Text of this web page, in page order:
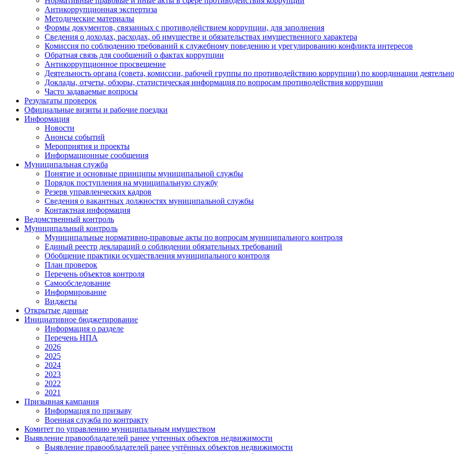
Антикоррупционная экспертиза
Методические материалы
Формы документов, связанных с противодействием коррупции, для заполнения
Сведения о доходах, расходах, об имуществе и обязательствах имущественного характера
Комиссия по соблюдению требований к служебному поведению и урегулированию конфликта интересов
Обратная связь для сообщений о фактах коррупции
Антикоррупционное просвещение
Деятельность органа (совета, комиссии, рабочей группы по противодействию коррупции) по координации
Доклады, отчеты, обзоры, статистическая информация по вопросам противодействия коррупции
Часто задаваемые вопросы
Результаты проверок
Официальные визиты и рабочие поездки
Информация
Новости
Анонсы событий
Мероприятия и проекты
Информационные сообщения
Муниципальная служба
Понятие и основные принципы муниципальной службы
Порядок поступления на муниципальную службу
Резерв управленческих кадров
Сведения о вакантных должностях муниципальной службы
Контактная информация
Ведомственный контроль
Муниципальный контроль
Муниципальные нормативно-правовые акты по вопросам муниципального контроля
Единый реестр деклараций о соблюдении обязательных требований
Обобщение практики осуществления муниципального контроля
План проверок
Перечень объектов контроля
Самообследование
Информирование
Виджеты
Открытые данные
Инициативное бюджетирование
Информация о разделе
Перечень НПА
2026
2025
2024
2023
2022
2021
Призывная кампания
Информация по призыву
Военная служба по контракту
Комитет по управлению муниципальным имуществом
Выявление правообладателей ранее учтенных объектов недвижимости
Выявление правообладателей ранее учтённых объектов недвижимости